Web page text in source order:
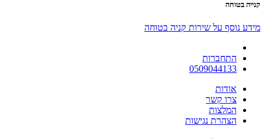
קנייה בטוחה
מידע נוסף על שירות קניה בטוחה
התחברות
0509044133
אודות
צרו קשר
המלצות
הצהרת נגישות